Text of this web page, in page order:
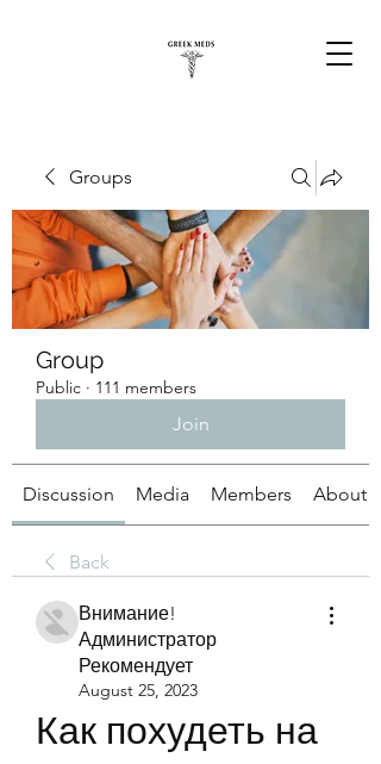
Groups
Group
Public · 111 members
Join
Discussion Media Members About
Back
Внимание!
Администратор
Рекомендует
August 25, 2023
Как похудеть на